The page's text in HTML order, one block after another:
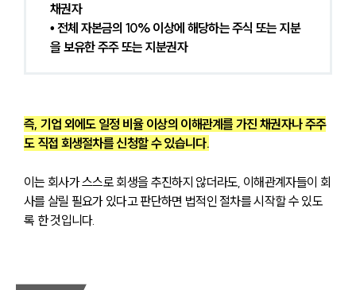
채권자
• 전체 자본금의 10% 이상에 해당하는 주식 또는 지분
을 보유한 주주 또는 지분권자
즉, 기업 외에도 일정 비율 이상의 이해관계를 가진 채권자나 주주
도 직접 회생절차를 신청할 수 있습니다.
이는 회사가 스스로 회생을 추진하지 않더라도, 이해관계자들이 회
사를 살릴 필요가 있다고 판단하면 법적인 절차를 시작할 수 있도
록 한 것입니다.